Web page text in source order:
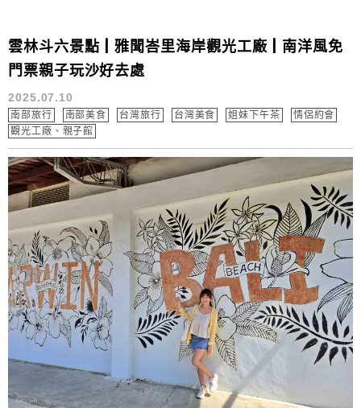
雲林斗六景點┃雅聞峇里海岸觀光工廠┃南洋風免
門票親子玩沙好去處
2025.07.10
南部旅行 南部美食 台灣旅行 台灣美食 姐妹下午茶
情侶約會
觀光工廠、親子館